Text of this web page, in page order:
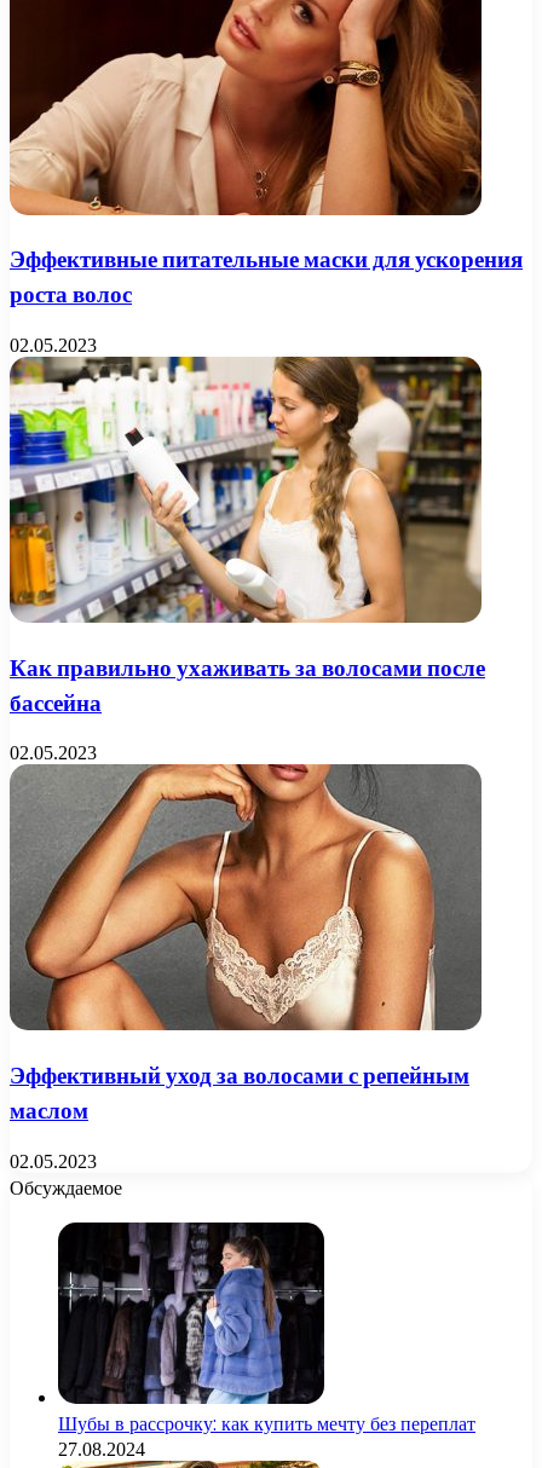
Эффективные питательные маски для ускорения
роста волос
02.05.2023
Как правильно ухаживать за волосами после
бассейна
02.05.2023
Эффективный уход за волосами с репейным
маслом
02.05.2023
Обсуждаемое
Шубы в рассрочку: как купить мечту без переплат
27.08.2024